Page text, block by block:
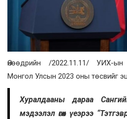
Өнөөдрийн /2022.11.11/ УИХ-ын
Монгол Улсын 2023 оны төсвийг
Хуралдааны дараа
мэдээлэл өгөх үеэрээ